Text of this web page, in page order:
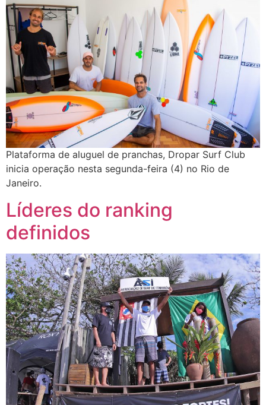
Plataforma de aluguel de pranchas, Dropar Surf Club
inicia operação nesta segunda-feira (4) no Rio de
Janeiro.
Líderes do ranking
definidos